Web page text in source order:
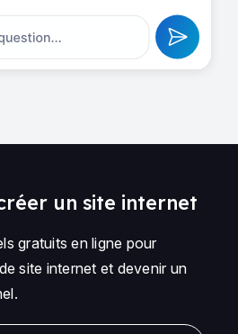
un site internet
gratuits en ligne pour
site internet et devenir un